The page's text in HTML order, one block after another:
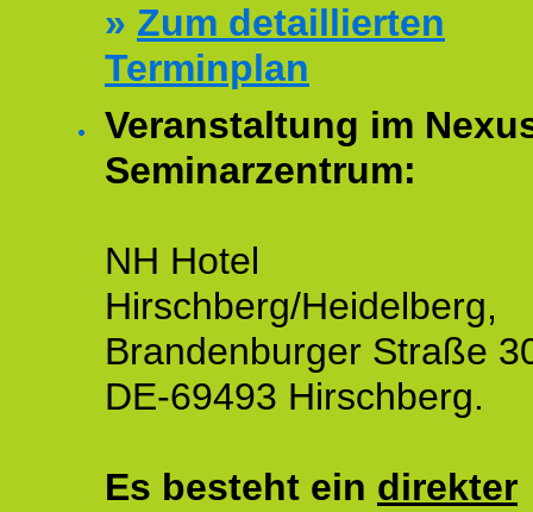
» Zum detaillierten
Terminplan
Veranstaltung im
Seminarzentrum:
NH Hotel
Hirschberg/Heidelberg,
Brandenburger Straße
DE-69493 Hirschberg.
Es besteht ein direkter